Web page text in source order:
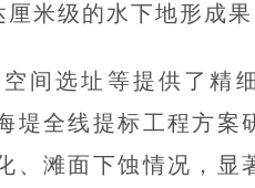
米级的水下地形成果
间选址等提供了精
堤全线提标工程方案
、滩面下蚀情况，显